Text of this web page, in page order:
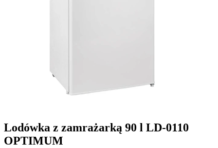
Lodówka z zamrażarką 90 l LD-0110
OPTIMUM